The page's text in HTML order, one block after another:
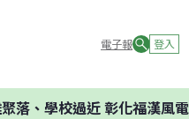
電子報 登入
、學校過近 彰化福漢風電